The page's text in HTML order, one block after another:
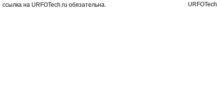
ссылка на URFOTech.ru обязательна.